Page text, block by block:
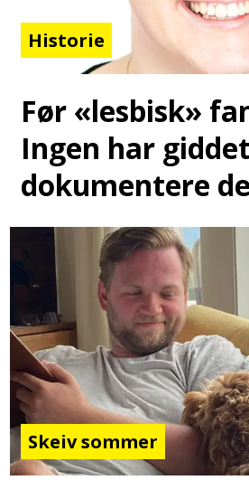
Historie
Før «lesbisk»
Ingen har
dokumentere
Skeiv sommer